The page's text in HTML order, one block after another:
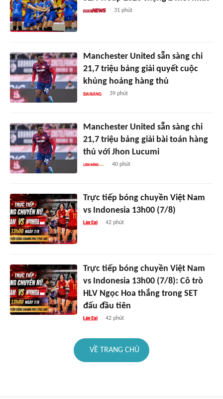
31 phút
Manchester United sẵn sàng chi
21,7 triệu bảng giải quyết cuộc
khủng hoảng hàng thủ
39 phút
Manchester United sẵn sàng chi
21,7 triệu bảng giải bài toán hàng
thủ với Jhon Lucumi
40 phút
Trực tiếp bóng chuyền Việt Nam
vs Indonesia 13h00 (7/8)
42 phút
Trực tiếp bóng chuyền Việt Nam
vs Indonesia 13h00 (7/8): Cô trò
HLV Ngọc Hoa thắng trong SET
đấu đầu tiên
42 phút
VỀ TRANG CHỦ